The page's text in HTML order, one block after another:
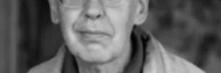
о книгах и событиях «НЛО».
За подписку дарим промокод на
скидку 15%
уведомления, и при поступлении книги
на склад получить письмо на указанный
электронный адрес.
Эта книга
не предназначена для
несовершеннолетних